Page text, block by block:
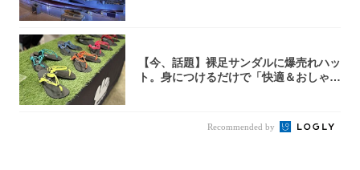
【今、話題】裸足サンダルに爆売れハッ
ト。身につけるだけで「快適＆おしゃ
Recommended by